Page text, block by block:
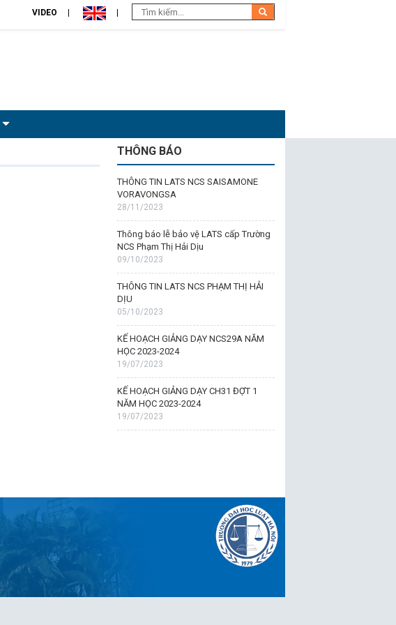
VIDEO
THÔNG BÁO
THÔNG TIN LATS NCS SAISAMONE
VORAVONGSA
28/11/2023
Thông báo lễ bảo vệ LATS cấp Trường
NCS Phạm Thị Hải Dịu
09/10/2023
THÔNG TIN LATS NCS PHẠM THỊ HẢI
DỊU
05/10/2023
KẾ HOẠCH GIẢNG DẠY NCS29A NĂM
HỌC 2023-2024
19/07/2023
KẾ HOẠCH GIẢNG DẠY CH31 ĐỢT 1
NĂM HỌC 2023-2024
19/07/2023